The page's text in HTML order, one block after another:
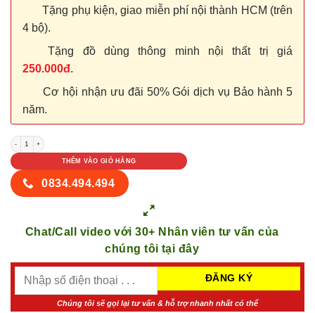
Tặng phụ kiện, giao miễn phí nội thành HCM (trên
4 bộ).
Tặng đồ dùng thông minh nội thất trị giá
250.000đ.
Cơ hội nhận ưu đãi 50% Gói dịch vụ Bảo hành 5
năm.
Cửa nhựa Composite P11_1 số lượng
THÊM VÀO GIỎ HÀNG
0834.494.494
Chat/Call video với 30+ Nhân viên tư vấn của
chúng tôi tại đây
Chúng tôi sẽ gọi lại tư vấn & hỗ trợ nhanh nhất có thể